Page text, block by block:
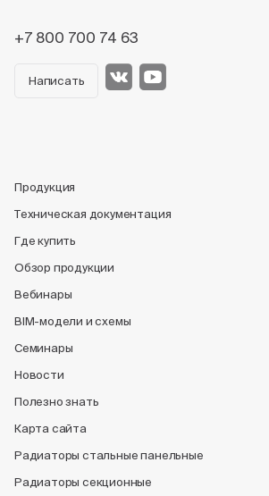
+7 800 700 74 63
Написать
Продукция
Техническая документация
Где купить
Обзор продукции
Вебинары
BIM-модели и схемы
Семинары
Новости
Полезно знать
Карта сайта
Радиаторы стальные панельные
Радиаторы секционные